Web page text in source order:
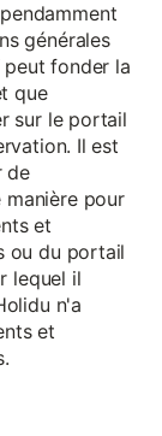
générales
fonder la
que
sur le portail
Il est
de
manière pour
et
ou du portail
lequel il
n'a
et